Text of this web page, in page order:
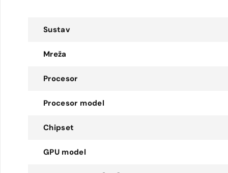
Sustav
Mreža
Procesor
Procesor model
Chipset
GPU model